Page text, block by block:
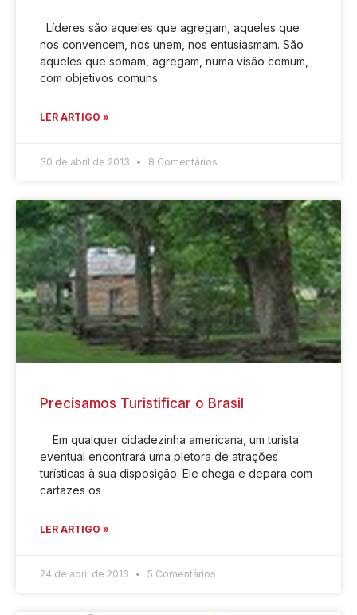
Líderes são aqueles que agregam, aqueles que
nos convencem, nos unem, nos entusiasmam. São
aqueles que somam, agregam, numa visão comum,
com objetivos comuns
LER ARTIGO »
30 de abril de 2013 8 Comentários
Precisamos Turistificar o Brasil
Em qualquer cidadezinha americana, um turista
eventual encontrará uma pletora de atrações
turísticas à sua disposição. Ele chega e depara com
cartazes os
LER ARTIGO »
24 de abril de 2013 5 Comentários